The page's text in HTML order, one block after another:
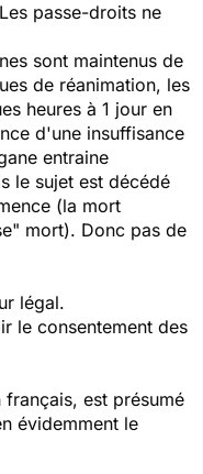
passe-droits ne
sont maintenus de
de réanimation, les
heures à 1 jour en
d'une insuffisance
entraine
le sujet est décédé
(la mort
mort). Donc pas de
légal.
le consentement des
est présumé
évidemment le